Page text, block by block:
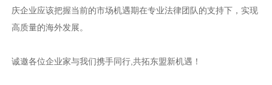
庆企业应该把握当前的市场机遇期在专业法律团队的支持下，实现
高质量的海外发展。
诚邀各位企业家与我们携手同行,共拓东盟新机遇！